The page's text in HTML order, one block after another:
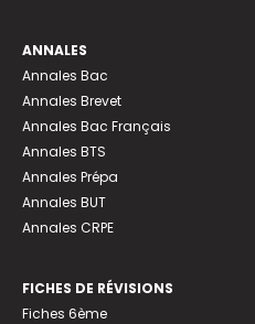
ANNALES
Annales Bac
Annales Brevet
Annales Bac Français
Annales BTS
Annales Prépa
Annales BUT
Annales CRPE
FICHES DE RÉVISIONS
Fiches 6ème